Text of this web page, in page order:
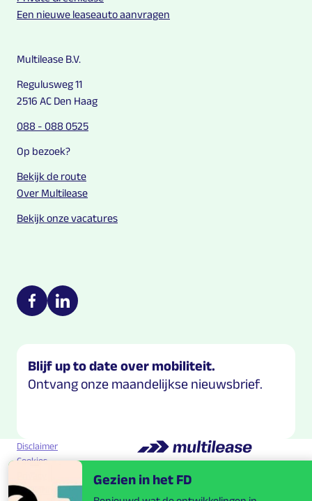
Een nieuwe leaseauto aanvragen
Multilease B.V.
Regulusweg 11
2516 AC Den Haag
088 - 088 0525
Op bezoek?
Bekijk de route
Over Multilease
Bekijk onze vacatures
Multilease on social media
https://nl-nl.facebook.com/Multilease/
https://www.linkedin.com/company/multilease
Blijf up to date over mobiliteit.
Ontvang onze maandelijkse nieuwsbrief.
Disclaimer
Cookies
verklaring
Gezien in het FD